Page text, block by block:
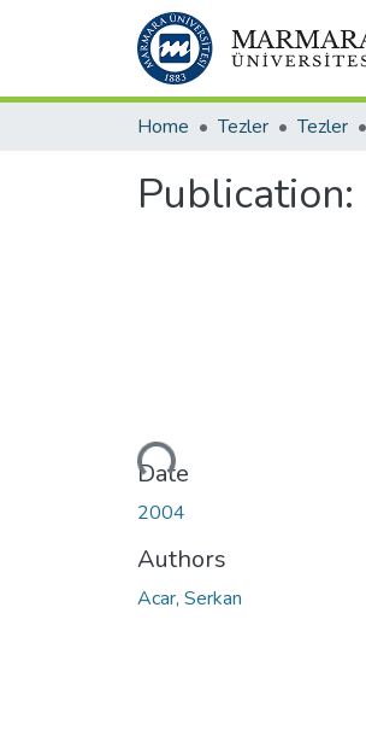
Home Tezler Tezler
Publication:
Loading...
Date
2004
Authors
Acar, Serkan